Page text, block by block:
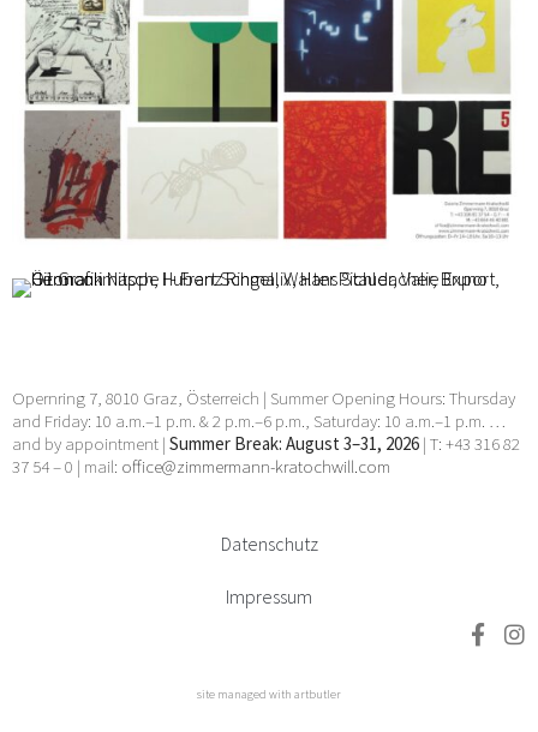
Ö1 Grafikmappe I
Opernring 7, 8010 Graz, Österreich | Summer Opening Hours: Thursday
and Friday: 10 a.m.–1 p.m. & 2 p.m.–6 p.m., Saturday: 10 a.m.–1 p.m. …
and by appointment | Summer Break: August 3–31, 2026 | T: +43 316 82
37 54 – 0 | mail: office@zimmermann-kratochwill.com
Datenschutz
Impressum
site managed with artbutler